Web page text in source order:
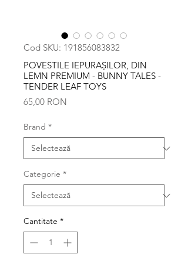
Cod SKU: 191856083832
POVESTILE IEPURAȘILOR, DIN
LEMN PREMIUM - BUNNY TALES -
TENDER LEAF TOYS
65,00 RON
Brand *
Categorie *
Cantitate *